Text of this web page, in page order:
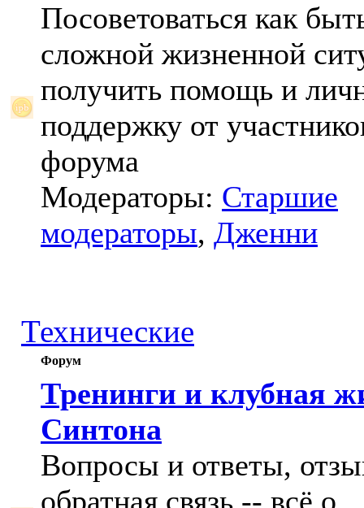
Посоветоваться как
сложной жизненной
получить помощь и
поддержку от
форума
Модераторы: Старшие
модераторы, Дженни
Технические
Форум
Тренинги и клубная
Синтона
Вопросы и ответы,
обратная связь -- всё о